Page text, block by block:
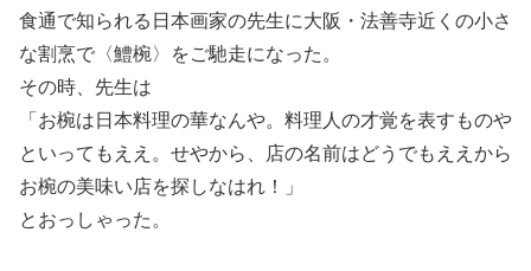
食通で知られる日本画家の先生に大阪・法善寺近くの小さ
な割烹で〈鱧椀〉をご馳走になった。
その時、先生は
「お椀は日本料理の華なんや。料理人の才覚を表すものや
といってもええ。せやから、店の名前はどうでもええから
お椀の美味い店を探しなはれ！」
とおっしゃった。